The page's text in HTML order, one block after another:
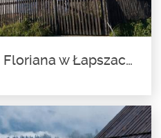
we Frydmanie została
przez właściciela...
Kapliczka św. Floriana w Łapszach Wyżnych